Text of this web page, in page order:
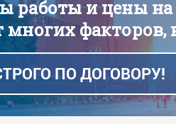
работы и цены
многих факторов,
ПО ДОГОВОРУ!